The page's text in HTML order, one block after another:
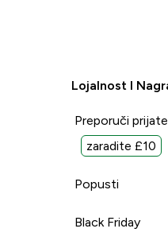
Lojalnost I
Preporuči
zaradite £10
Popusti
Black Friday